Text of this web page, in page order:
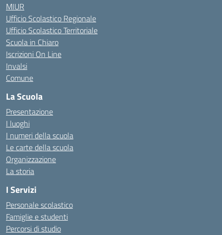
MIUR
Ufficio Scolastico Regionale
Ufficio Scolastico Territoriale
Scuola in Chiaro
Iscrizioni On Line
Invalsi
Comune
La Scuola
Presentazione
I luoghi
I numeri della scuola
Le carte della scuola
Organizzazione
La storia
I Servizi
Personale scolastico
Famiglie e studenti
Percorsi di studio